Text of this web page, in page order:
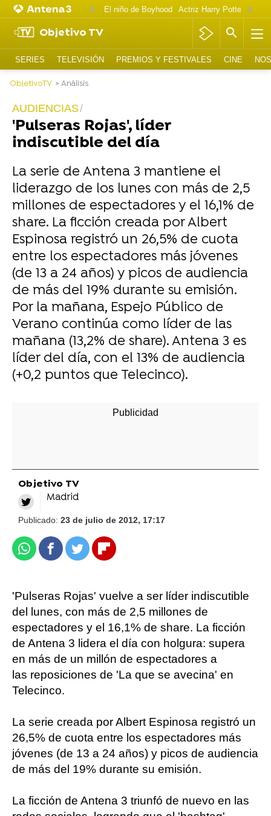
El niño de Boyhood Actriz Harry Potter
Objetivo TV
SERIES TELEVISIÓN PREMIOS Y FESTIVALES CINE
ObjetivoTV » Análisis
AUDIENCIAS
'Pulseras Rojas', líder
indiscutible del día
La serie de Antena 3 mantiene el
liderazgo de los lunes con más de 2,5
millones de espectadores y el 16,1% de
share. La ficción creada por Albert
Espinosa registró un 26,5% de cuota
entre los espectadores más jóvenes
(de 13 a 24 años) y picos de audiencia
de más del 19% durante su emisión.
Por la mañana, Espejo Público de
Verano continúa como líder de las
mañana (13,2% de share). Antena 3 es
líder del día, con el 13% de audiencia
(+0,2 puntos que Telecinco).
Objetivo TV
Madrid
Publicado: 23 de julio de 2012, 17:17
WhatsappFacebook
TwitterFlipboard
'Pulseras Rojas' vuelve a ser líder indiscutible
del lunes, con más de 2,5 millones de
espectadores y el 16,1% de share. La ficción
de Antena 3 lidera el día con holgura: supera
en más de un millón de espectadores a
las reposiciones de 'La que se avecina' en
Telecinco.
La serie creada por Albert Espinosa registró un
26,5% de cuota entre los espectadores más
jóvenes (de 13 a 24 años) y picos de audiencia
de más del 19% durante su emisión.
La ficción de Antena 3 triunfó de nuevo en las